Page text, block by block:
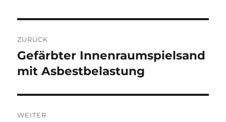
ZURÜCK
Vorheriger
Beitrag:
Gefärbter Innenraumspielsand
mit Asbestbelastung
WEITER